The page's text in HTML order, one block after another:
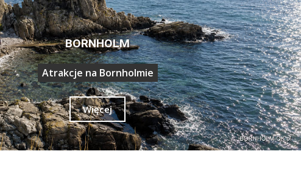
BORNHOLM
Poznaj miasta
Więcej